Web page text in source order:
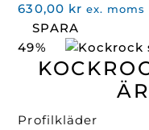
630,00 kr ex. moms
SPARA
49%
Profilkläder